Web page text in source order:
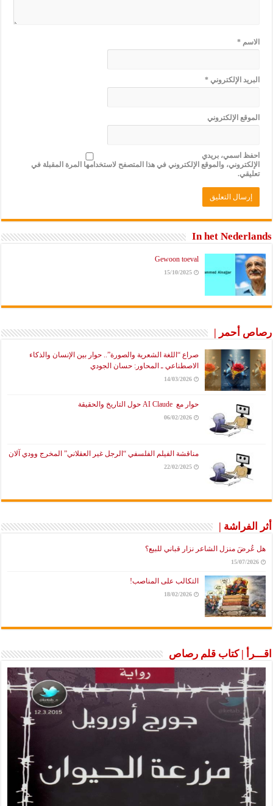
الاسم*
البريد الإلكتروني*
الموقع الإلكتروني
احفظ اسمي، بريدي
الإلكتروني، والموقع الإلكتروني في هذا المتصفح لاستخدامها المرة المقبلة في
تعليقي.
In het Nederlands
Gewoon toeval
15/10/2025
رصاص أحمر |
صراع “اللغة الشعرية والصورة”.. حوار بين الإنسان والذكاء
الاصطناعي ـ المحاور: حسان الجودي
14/03/2026
حوار مع AI Claude حول التاريخ والحقيقة
06/02/2026
مناقشة الفيلم الفلسفي “الرجل غير العقلاني” المخرج وودي آلان
22/02/2025
أثر الفراشة |
هل عُرضَ منزل الشاعر نزار قباني للبيع؟
15/07/2026
التكالب على المناصب!
18/02/2026
اقـــرأ | كتاب قلم رصاص